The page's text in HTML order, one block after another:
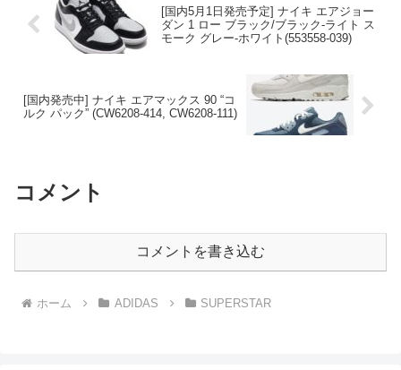
[国内5月1日発売予定] ナイキ エアジョー
ダン 1 ロー ブラック/ブラック-ライト ス
モーク グレー-ホワイト(553558-039)
[国内発売中] ナイキ エアマックス 90 “コ
ルク パック” (CW6208-414, CW6208-111)
コメント
コメントを書き込む
ホーム ADIDAS SUPERSTAR